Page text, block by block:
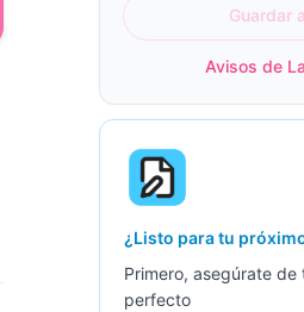
Guardar
Avisos de
¿Listo para tu
Primero, asegúrate de
perfecto